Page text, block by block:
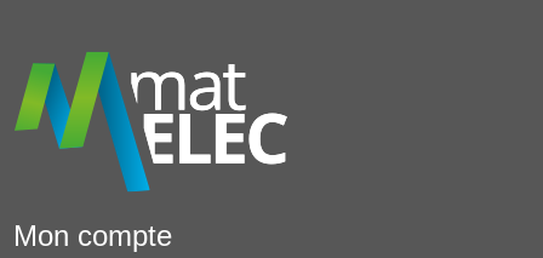
Mon compte